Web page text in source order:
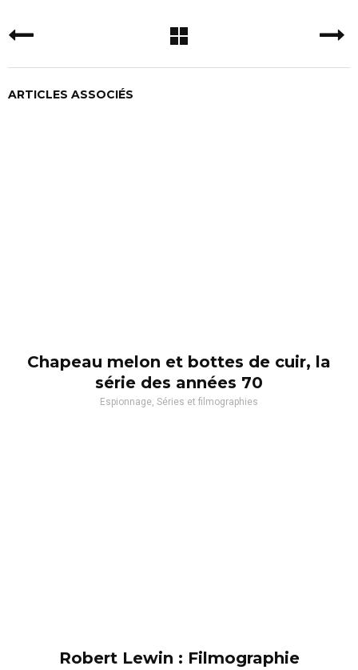
ARTICLES ASSOCIÉS
Chapeau melon et bottes de cuir, la
série des années 70
Espionnage, Séries et filmographies
Robert Lewin : Filmographie